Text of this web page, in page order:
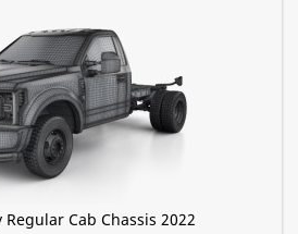
Cab Chassis 2022